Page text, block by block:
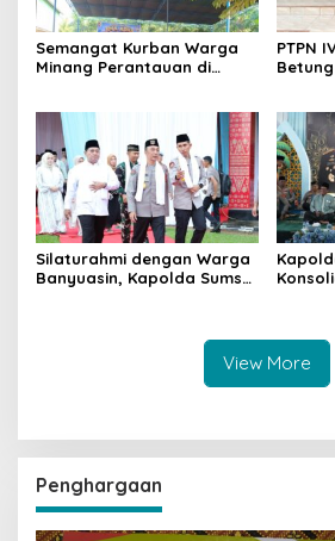
Semangat Kurban Warga
Minang Perantauan di
SAS Sembelih 10 Sapi dan 1
Kambing
PTPN
Idul
Silaturahmi dengan Warga
Banyuasin, Kapolda Sumsel
View More
Penghargaan